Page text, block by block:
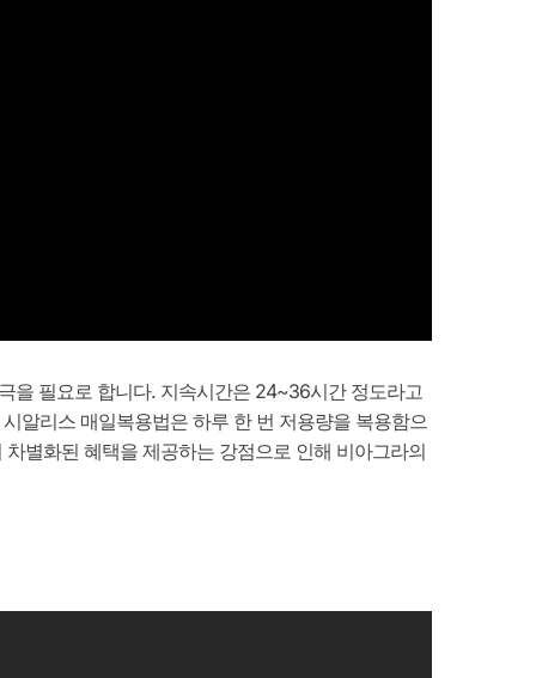
을 필요로 합니다. 지속시간은 24~36시간 정도라고
알리스 매일복용법은 하루 한 번 저용량을 복용함으
별화된 혜택을 제공하는 강점으로 인해 비아그라의